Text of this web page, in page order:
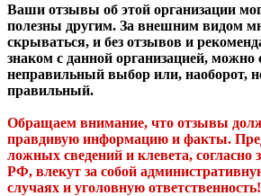
Ваши отзывы об этой организации
полезны другим. За внешним видом
скрываться, и без отзывов и
знаком с данной организацией, можно
неправильный выбор или, наоборот,
правильный.
Обращаем внимание, что отзывы
правдивую информацию и факты.
ложных сведений и клевета, согласно
РФ, влекут за собой
случаях и уголовную ответственность!